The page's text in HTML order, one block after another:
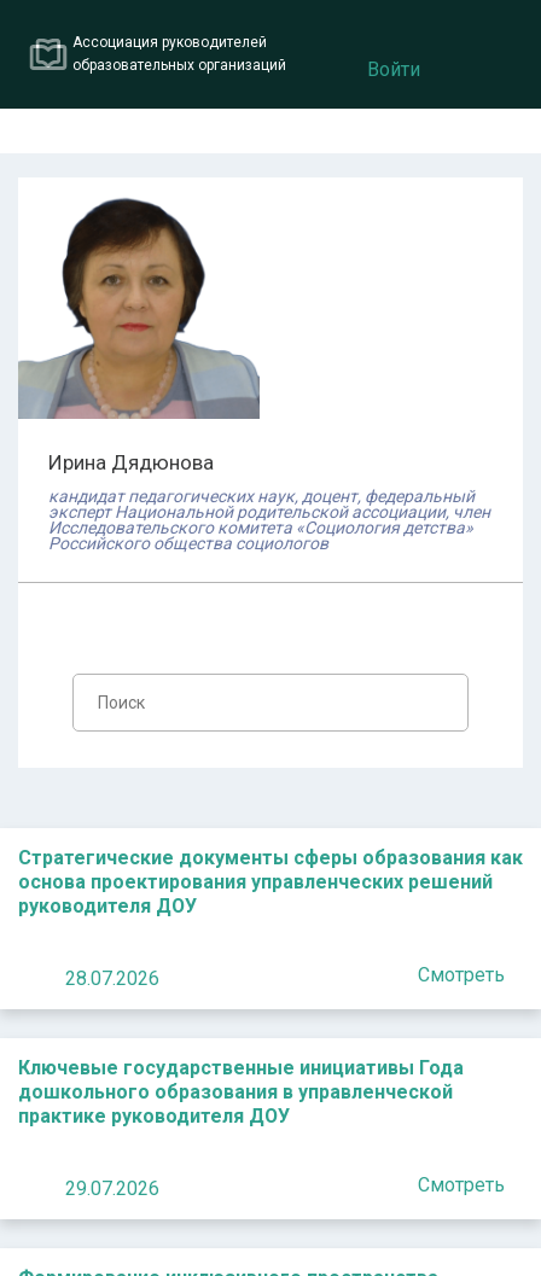
Ассоциация руководителей
образовательных организаций
Войти
Ирина Дядюнова
кандидат педагогических наук, доцент, федеральный
эксперт Национальной родительской ассоциации, член
Исследовательского комитета «Социология детства»
Российского общества социологов
Стратегические документы сферы образования как
основа проектирования управленческих решений
руководителя ДОУ
28.07.2026 Смотреть
Ключевые государственные инициативы Года
дошкольного образования в управленческой
практике руководителя ДОУ
29.07.2026 Смотреть